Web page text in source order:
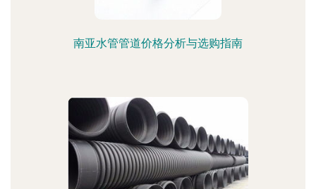
南亚水管管道价格分析与选购指南